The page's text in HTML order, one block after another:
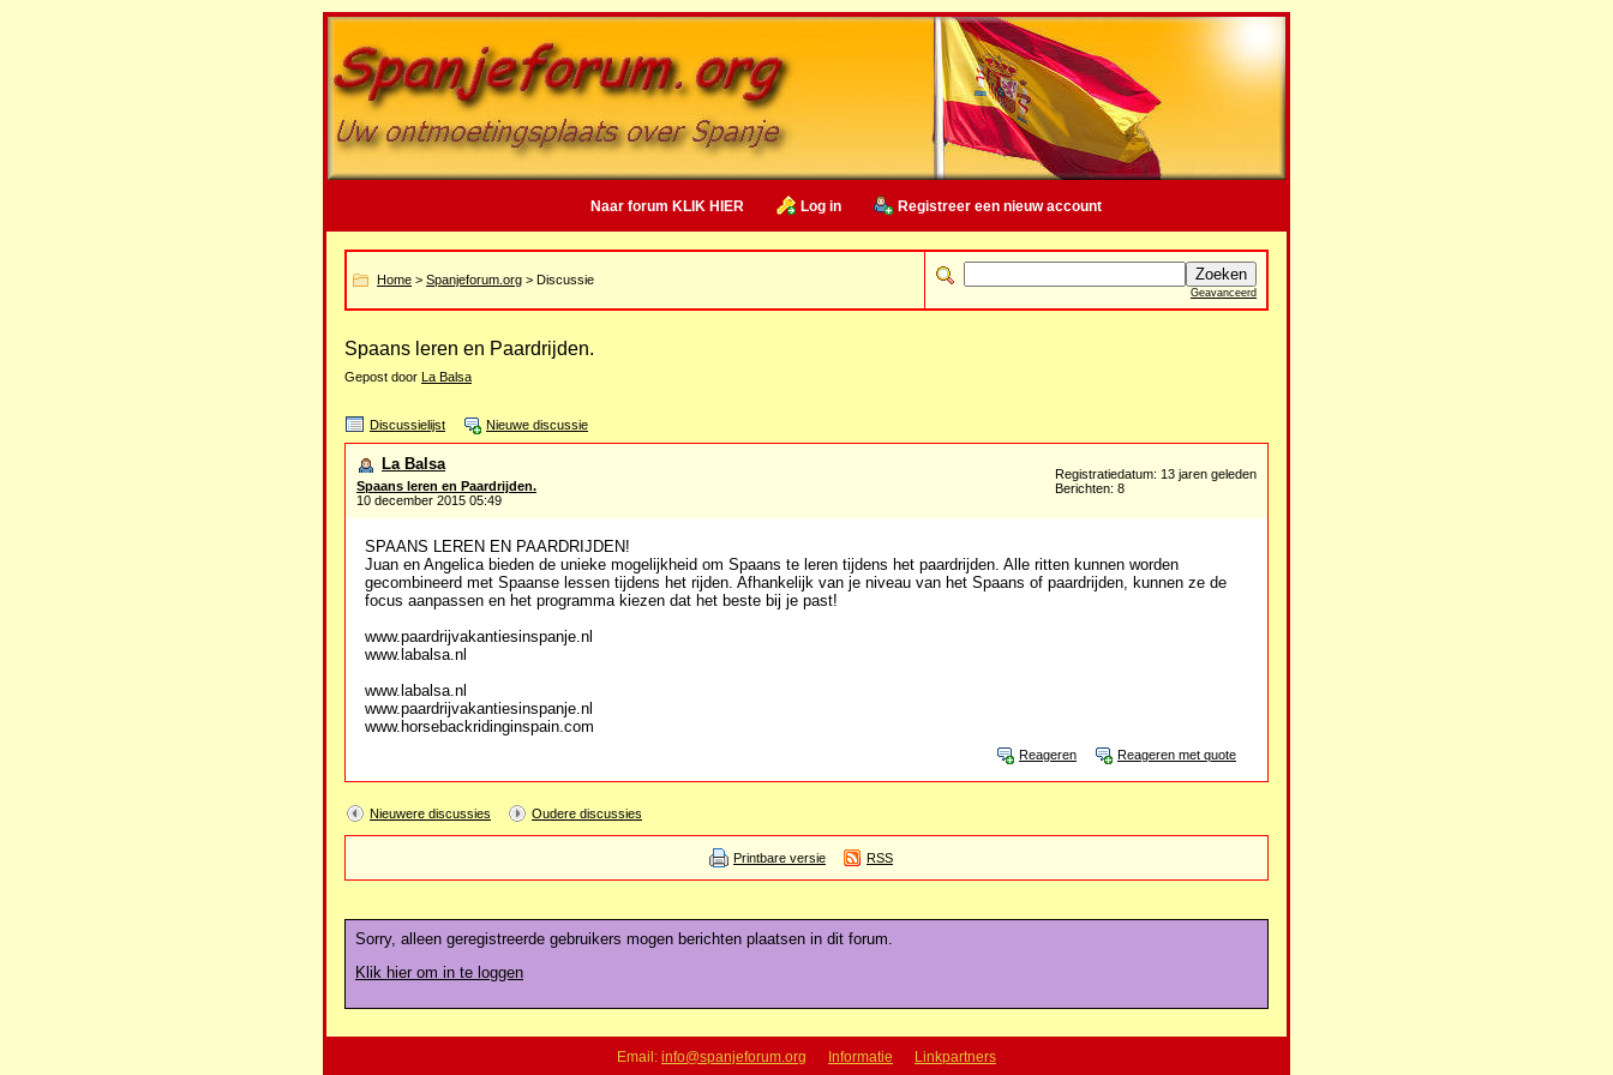
Naar forum KLIK HIER Log in Registreer een nieuw account
Home > Spanjeforum.org > Discussie
Geavanceerd
Spaans leren en Paardrijden.
Gepost door La Balsa
Discussielijst Nieuwe discussie
La Balsa
Spaans leren en Paardrijden.
10 december 2015 05:49
Registratiedatum: 13 jaren geleden
Berichten: 8
SPAANS LEREN EN PAARDRIJDEN!
Juan en Angelica bieden de unieke mogelijkheid om Spaans te leren tijdens het paardrijden. Alle ritten kunnen worden
gecombineerd met Spaanse lessen tijdens het rijden. Afhankelijk van je niveau van het Spaans of paardrijden, kunnen ze de
focus aanpassen en het programma kiezen dat het beste bij je past!
www.paardrijvakantiesinspanje.nl
www.labalsa.nl
www.labalsa.nl
www.paardrijvakantiesinspanje.nl
www.horsebackridinginspain.com
Reageren Reageren met quote
Nieuwere discussies Oudere discussies
Printbare versie RSS
Sorry, alleen geregistreerde gebruikers mogen berichten plaatsen in dit forum.
Klik hier om in te loggen
Email: info@spanjeforum.org Informatie Linkpartners